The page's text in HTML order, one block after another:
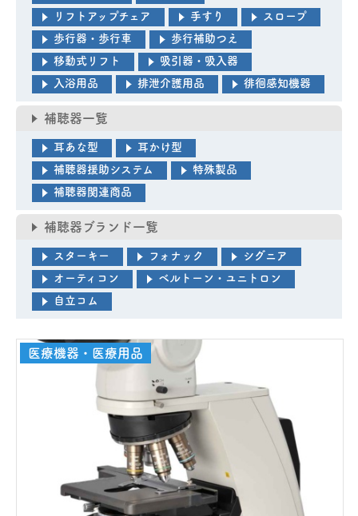
医療機器事業
介護・福祉事業
リフトアップチェア
手すり
スロープ
歩行器・歩行車
歩行補助つえ
移動式リフト
吸引器・吸入器
入浴用品
排泄介護用品 徘徊感知機器
補聴器一覧
耳あな型
耳かけ型
補聴器援助システム
特殊製品
補聴器関連商品
補聴器ブランド一覧
スターキー フォナック
シグニア
オーティコン
ベルトーン・ユニトロン
自立コム
医療機器・医療用品